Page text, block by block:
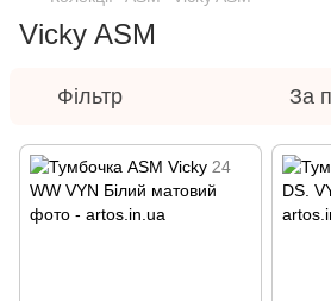
Vicky ASM
Фільтр За